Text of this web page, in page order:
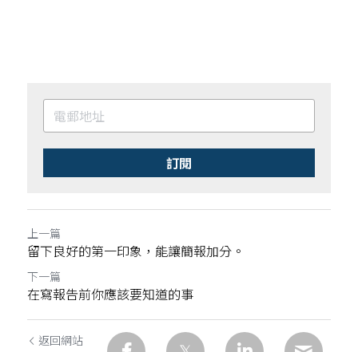
訂閱
上一篇
留下良好的第一印象，能讓簡報加分。
下一篇
在寫報告前你應該要知道的事
返回網站